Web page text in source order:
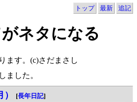
トップ 最新 追記
ネタになる
ます。(c)さだまさし
ました。
[長年日記]